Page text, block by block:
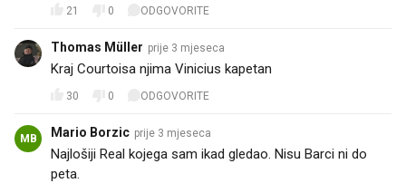
21 0 ODGOVORITE
Thomas Müller prije 3 mjeseca
Kraj Courtoisa njima Vinicius kapetan🤦‍♂️
30 0 ODGOVORITE
MB Mario Borzic prije 3 mjeseca
Najlošiji Real kojega sam ikad gledao. Nisu Barci ni do
peta.